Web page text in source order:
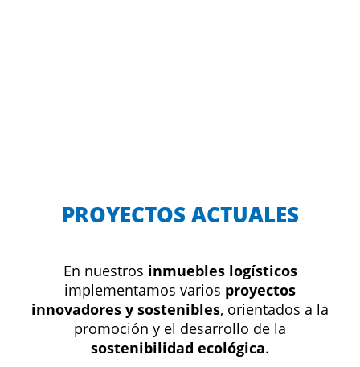
PROYECTOS ACTUALES
En nuestros inmuebles logísticos
implementamos varios proyectos
innovadores y sostenibles, orientados a la
promoción y el desarrollo de la
sostenibilidad ecológica.